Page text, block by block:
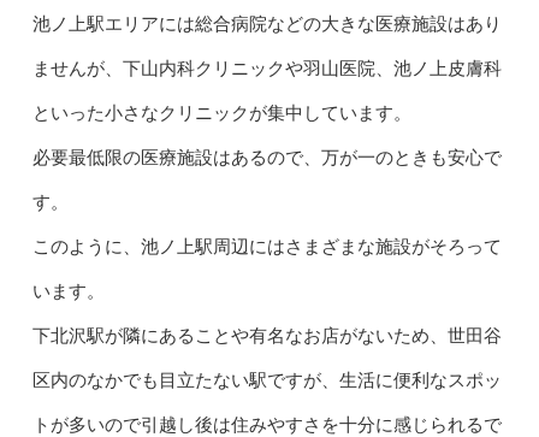
池ノ上駅エリアには総合病院などの大きな医療施設はあり
ませんが、下山内科クリニックや羽山医院、池ノ上皮膚科
といった小さなクリニックが集中しています。
必要最低限の医療施設はあるので、万が一のときも安心で
す。
このように、池ノ上駅周辺にはさまざまな施設がそろって
います。
下北沢駅が隣にあることや有名なお店がないため、世田谷
区内のなかでも目立たない駅ですが、生活に便利なスポッ
トが多いので引越し後は住みやすさを十分に感じられるで